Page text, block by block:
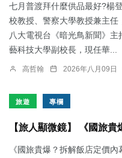
七月普渡拜什麼供品最好?楊
校教授、警察大學教授兼主任
八大電視台《暗光鳥新聞》
藝科技大學副校長，現任華...
高哲翰 2026年八月09日
旅遊 專欄
【旅人顯微鏡】 《國旅貴
《國旅貴爆？拆解飯店定價